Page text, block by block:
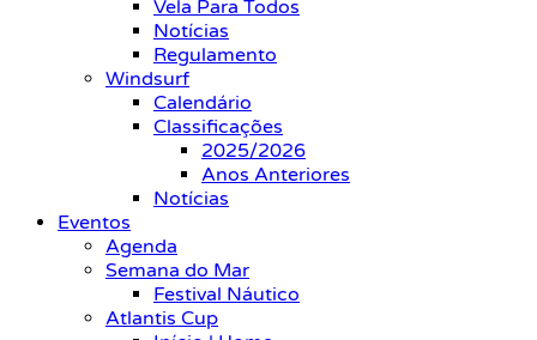
Vela Para Todos
Notícias
Regulamento
Windsurf
Calendário
Classificações
2025/2026
Anos Anteriores
Notícias
Eventos
Agenda
Semana do Mar
Festival Náutico
Atlantis Cup